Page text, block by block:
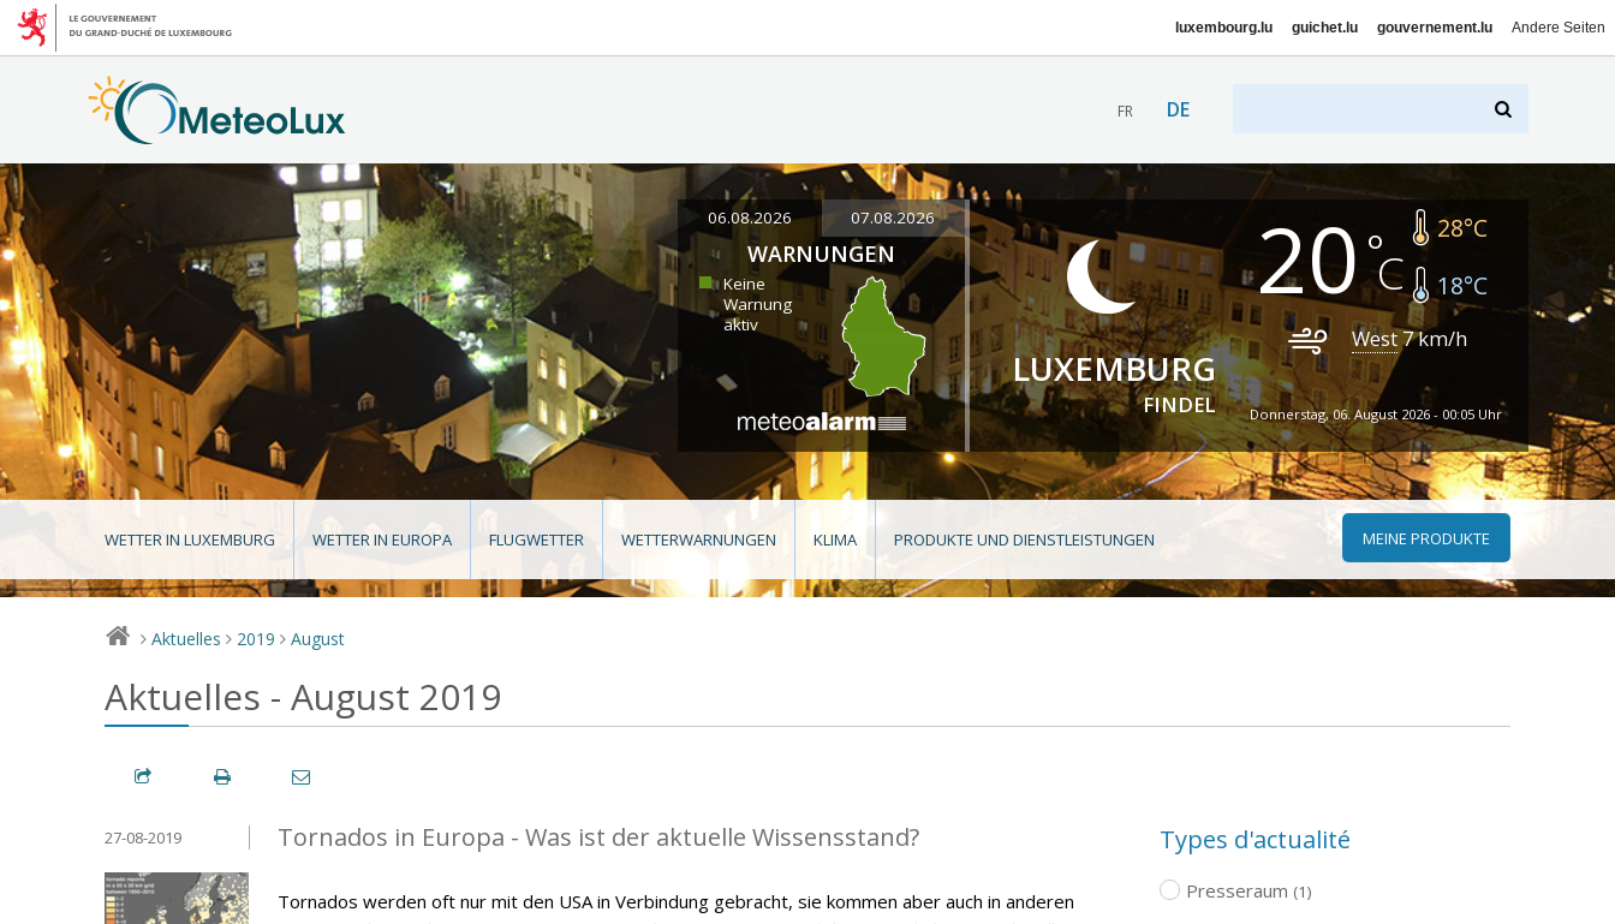
luxembourg.lu guichet.lu gouvernement.lu Andere Seiten
FR DE
06.08.2026 07.08.2026
WARNUNGEN
Keine
Warnung
aktiv
LUXEMBURG
FINDEL
20 28°C
18°C
West7km/h
Donnerstag, 06. August 2026 - 00:05 Uhr
WETTER IN LUXEMBURG WETTER IN EUROPA FLUGWETTER WETTERWARNUNGEN KLIMA PRODUKTE UND DIENSTLEISTUNGEN MEINE PRODUKTE
> Aktuelles > 2019 > August
Aktuelles - August 2019
Tornados in Europa - Was ist der aktuelle Wissensstand?
27-08-2019
Tornados werden oft nur mit den USA in Verbindung gebracht, sie kommen aber auch in anderen
Types d'actualité
Presseraum (1)